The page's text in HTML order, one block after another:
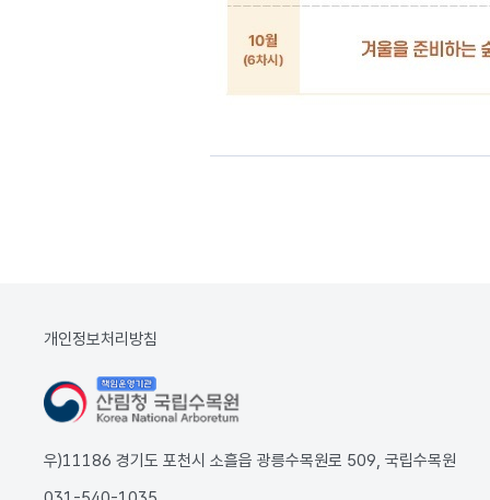
개인정보처리방침
우)11186 경기도 포천시 소흘읍 광릉수목원로 509, 국립수목원